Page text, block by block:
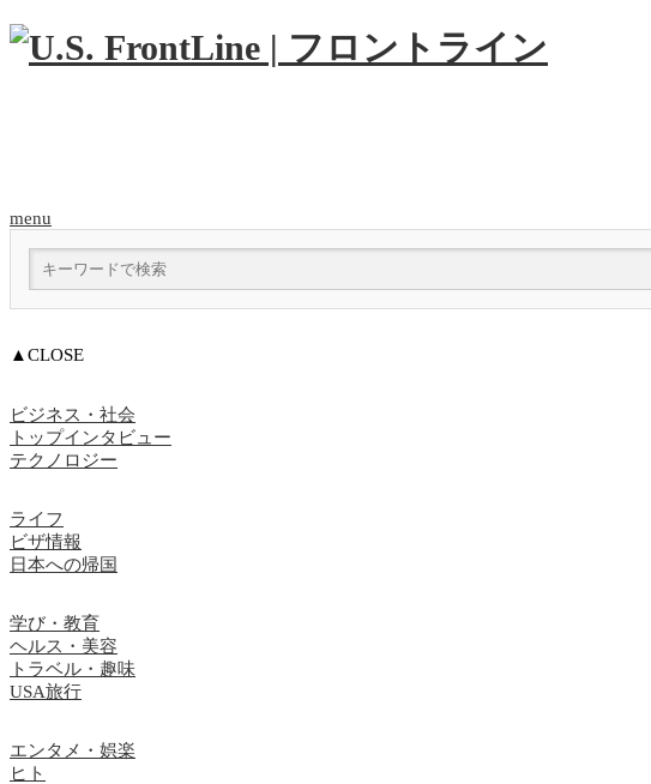
menu
▲CLOSE
ビジネス・社会
トップインタビュー
テクノロジー
ライフ
ビザ情報
日本への帰国
学び・教育
ヘルス・美容
トラベル・趣味
USA旅行
エンタメ・娯楽
ヒト